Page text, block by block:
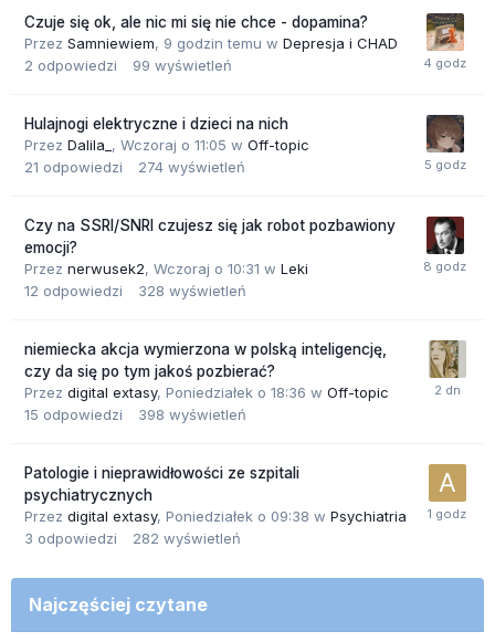
Czuje się ok, ale nic mi się nie chce - dopamina?
Przez Samniewiem, 9 godzin temu w Depresja i CHAD
2 odpowiedzi 99 wyświetleń
Hulajnogi elektryczne i dzieci na nich
Przez Dalila_ , Wczoraj o 11:05 w Off-topic
21 odpowiedzi 274 wyświetleń
Czy na SSRI/SNRI czujesz się jak robot pozbawiony
emocji?
Przez nerwusek2, Wczoraj o 10:31 w Leki
12 odpowiedzi 328 wyświetleń
niemiecka akcja wymierzona w polską inteligencję,
czy da się po tym jakoś pozbierać?
Przez digital extasy, Poniedziałek o 18:36 w Off-topic
15 odpowiedzi 398 wyświetleń
Patologie i nieprawidłowości ze szpitali
psychiatrycznych
Przez digital extasy, Poniedziałek o 09:38 w Psychiatria
3 odpowiedzi 282 wyświetleń
Najczęściej czytane